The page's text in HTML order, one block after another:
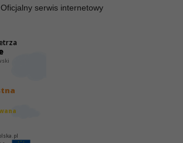
Oficjalny serwis internetowy